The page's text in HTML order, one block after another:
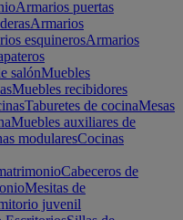
Armarios puertas
Armarios
esquinerosArmarios
salónMuebles
Muebles recibidores
Taburetes de cocinaMesas
Muebles auxiliares de
modularesCocinas
Cabeceros de
Mesitas de
juvenil